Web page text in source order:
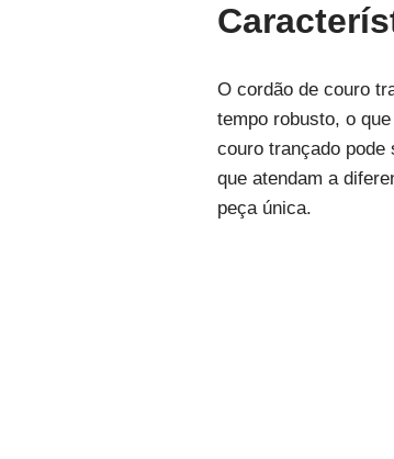
O cordão de couro
tempo robusto, o
couro trançado
que atendam a
peça única.